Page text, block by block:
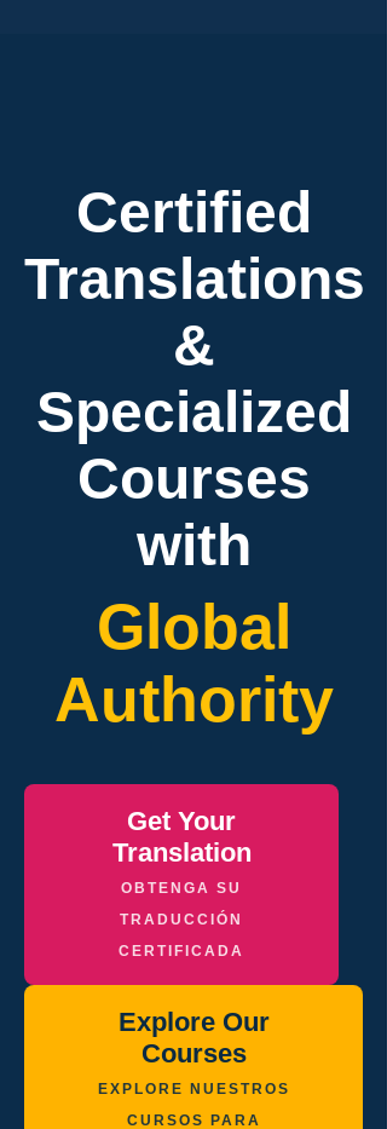
Certified
Translations
&
Specialized
Courses
with
Global
Authority
Get Your
Translation
OBTENGA SU
TRADUCCIÓN
CERTIFICADA
Explore Our
Courses
EXPLORE NUESTROS
CURSOS PARA